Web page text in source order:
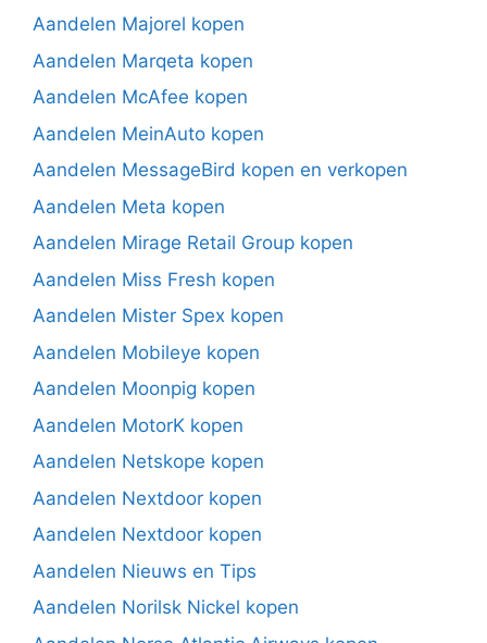
Aandelen Majorel kopen
Aandelen Marqeta kopen
Aandelen McAfee kopen
Aandelen MeinAuto kopen
Aandelen MessageBird kopen en verkopen
Aandelen Meta kopen
Aandelen Mirage Retail Group kopen
Aandelen Miss Fresh kopen
Aandelen Mister Spex kopen
Aandelen Mobileye kopen
Aandelen Moonpig kopen
Aandelen MotorK kopen
Aandelen Netskope kopen
Aandelen Nextdoor kopen
Aandelen Nextdoor kopen
Aandelen Nieuws en Tips
Aandelen Norilsk Nickel kopen